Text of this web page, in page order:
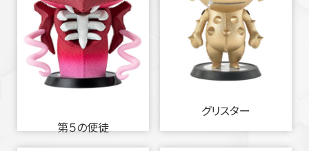
第５の使徒
グリスター